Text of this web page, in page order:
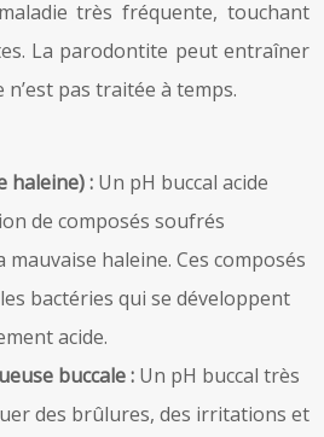
très fréquente, touchant
La parodontite peut entraîner
pas traitée à temps.
haleine) : Un pH buccal acide
de composés soufrés
mauvaise haleine. Ces composés
bactéries qui se développent
acide.
buccale : Un pH buccal très
des brûlures, des irritations et